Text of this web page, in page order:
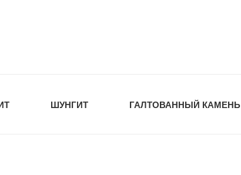
ШУНГИТ ГАЛТОВАННЫЙ КАМЕНЬ